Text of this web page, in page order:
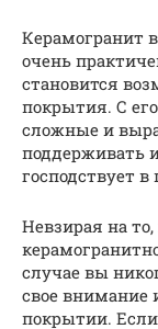
Керамогранит
очень
становится
покрытия. С
сложные и
поддерживать
господствует
Невзирая на
случае вы
свое внимание
покрытии.